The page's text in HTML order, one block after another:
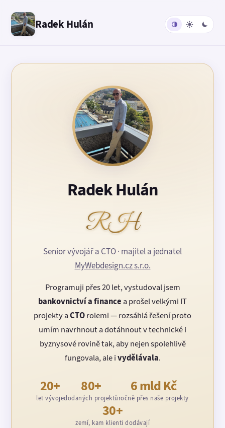
Radek Hulán
Radek Hulán
RH
Senior vývojář a CTO · majitel a jednatel
MyWebdesign.cz s.r.o.
Programuji přes 20 let, vystudoval jsem
bankovnictví a finance a prošel velkými IT
projekty aCTOrolemi — rozsáhlá řešení proto
umím navrhnout a dotáhnout v technické i
byznysové rovině tak, aby nejen spolehlivě
fungovala, ale ivydělávala.
20+
let vývoje
80+
dodaných projektů
6 mld Kč
ročně přes naše projekty
30+
zemí, kam klienti dodávají